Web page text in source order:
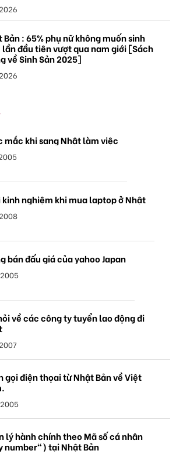
Bản : 65% phụ nữ không muốn sinh
đầu tiên vượt qua nam giới [Sách
về Sinh Sản 2025]
mắc khi sang Nhật làm việc
kinh nghiệm khi mua laptop ở Nhật
bán đấu giá của yahoo Japan
về các công ty tuyển lao động đi
gọi điện thọai từ Nhật Bản về Việt
lý hành chính theo Mã số cá nhân
number") tại Nhật Bản